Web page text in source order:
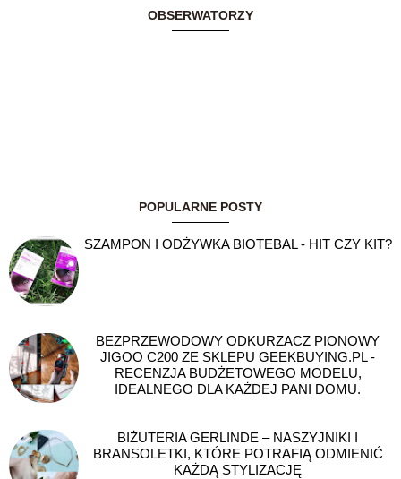
OBSERWATORZY
POPULARNE POSTY
SZAMPON I ODŻYWKA BIOTEBAL - HIT CZY KIT?
BEZPRZEWODOWY ODKURZACZ PIONOWY
JIGOO C200 ZE SKLEPU GEEKBUYING.PL -
RECENZJA BUDŻETOWEGO MODELU,
IDEALNEGO DLA KAŻDEJ PANI DOMU.
BIŻUTERIA GERLINDE – NASZYJNIKI I
BRANSOLETKI, KTÓRE POTRAFIĄ ODMIENIĆ
KAŻDĄ STYLIZACJĘ